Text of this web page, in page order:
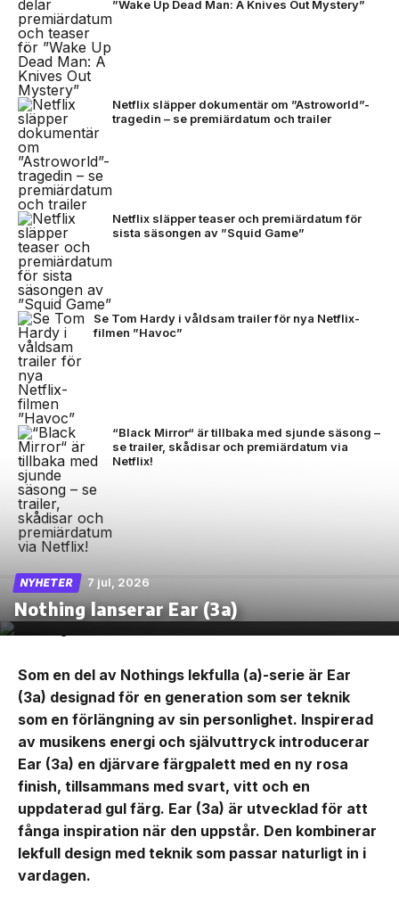
”Wake Up Dead Man: A Knives Out Mystery”
Netflix släpper dokumentär om ”Astroworld”-
tragedin – se premiärdatum och trailer
Netflix släpper teaser och premiärdatum för
sista säsongen av ”Squid Game”
Se Tom Hardy i våldsam trailer för nya Netflix-
filmen ”Havoc”
“Black Mirror“ är tillbaka med sjunde säsong –
se trailer, skådisar och premiärdatum via
Netflix!
NYHETER 7 jul, 2026
Nothing lanserar Ear (3a)
Som en del av Nothings lekfulla (a)-serie är Ear
(3a) designad för en generation som ser teknik
som en förlängning av sin personlighet. Inspirerad
av musikens energi och självuttryck introducerar
Ear (3a) en djärvare färgpalett med en ny rosa
finish, tillsammans med svart, vitt och en
uppdaterad gul färg. Ear (3a) är utvecklad för att
fånga inspiration när den uppstår. Den kombinerar
lekfull design med teknik som passar naturligt in i
vardagen.